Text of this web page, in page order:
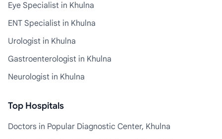
Eye Specialist in Khulna
ENT Specialist in Khulna
Urologist in Khulna
Gastroenterologist in Khulna
Neurologist in Khulna
Top Hospitals
Doctors in Popular Diagnostic Center, Khulna